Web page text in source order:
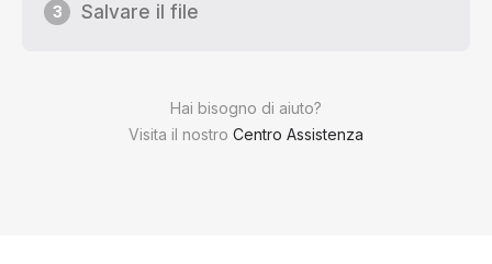
Hai bisogno di aiuto?
Visita il nostro Centro Assistenza
3 Salvare il file